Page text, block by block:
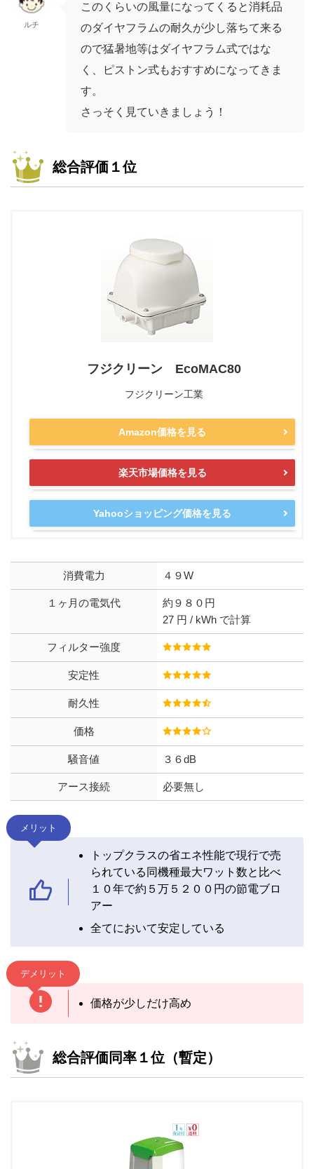
ルチ
このくらいの風量になってくると消耗品
のダイヤフラムの耐久が少し落ちて来る
ので猛暑地等はダイヤフラム式ではな
く、ピストン式もおすすめになってきま
す。
さっそく見ていきましょう！
総合評価１位
フジクリーン EcoMAC80
フジクリーン工業
Amazon価格を見る
楽天市場価格を見る
Yahooショッピング価格を見る
消費電力 ４９W
１ヶ月の電気代
約９８０円
27 円 / kWh で計算
フィルター強度
安定性
耐久性
価格
騒音値 ３６dB
アース接続 必要無し
メリット
トップクラスの省エネ性能で現行で売
られている同機種最大ワット数と比べ
１０年で約５万５２００円の節電ブロ
アー
全てにおいて安定している
デメリット
価格が少しだけ高め
総合評価同率１位（暫定）